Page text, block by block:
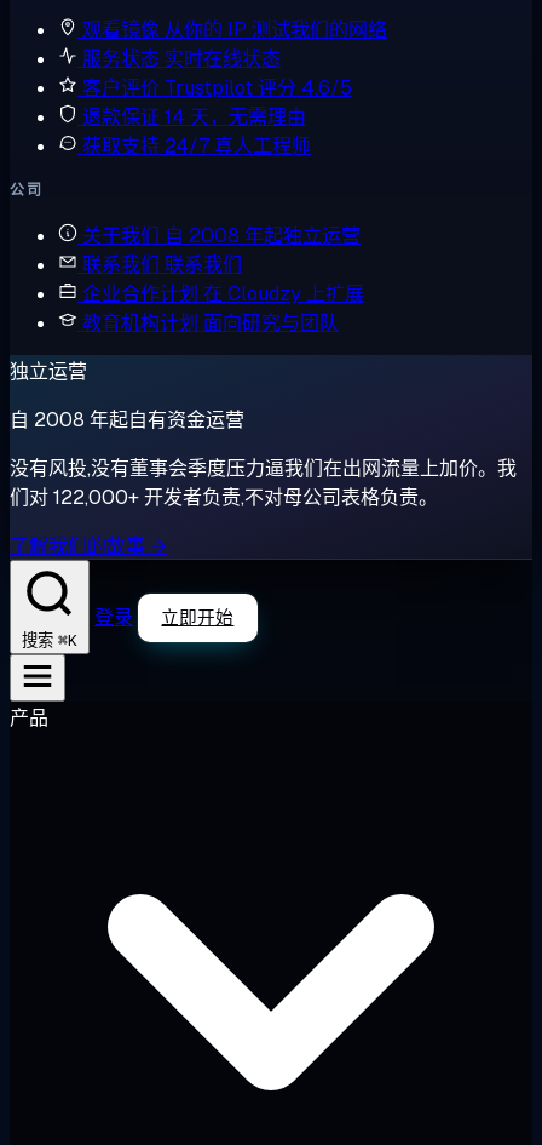
观看镜像 从你的 IP 测试我们的网络
服务状态 实时在线状态
客户评价 Trustpilot 评分 4.6/5
退款保证 14 天，无需理由
获取支持 24/7 真人工程师
公司
关于我们 自 2008 年起独立运营
联系我们 联系我们
企业合作计划 在 Cloudzy 上扩展
教育机构计划 面向研究与团队
独立运营
自 2008 年起自有资金运营
没有风投,没有董事会季度压力逼我们在出网流量上加价。我
们对 122,000+ 开发者负责,不对母公司表格负责。
了解我们的故事 →
搜索 ⌘K
登录 立即开始
产品